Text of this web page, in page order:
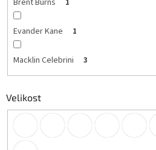
1
Evander Kane 1
Macklin Celebrini 3
Velikost